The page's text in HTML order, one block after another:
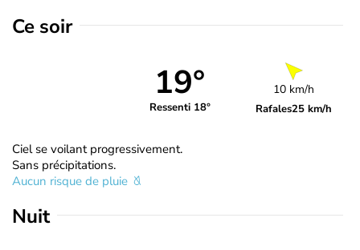
Ce soir
19°
Ressenti 18°
10 km/h
Rafales25 km/h
Ciel se voilant progressivement.
Sans précipitations.
Aucun risque de pluie
Nuit